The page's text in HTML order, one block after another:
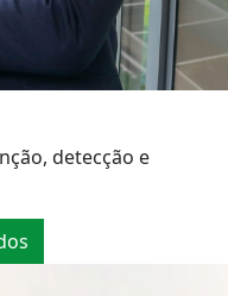
detecção e